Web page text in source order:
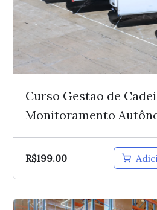
Curso Gestão de
Monitoramento
R$199.00